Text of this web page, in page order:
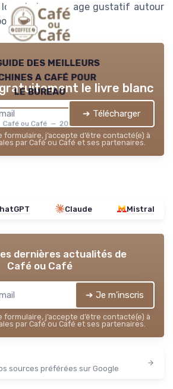
lors de leur voyage gustatif autour
des meilleurs
a café pour
le bureau
Café ou Café — 2026
le livre blanc
➔ Télécharger
formulaire, j’accepte d’être contacté(e) à
par Café ou Café et ses partenaires.
Claude Mistral
dernières actualités de
Café ou Café
➔ Je m'inscris
formulaire, j’accepte d’être contacté(e) à
par Café ou Café et ses partenaires.
sources préférées sur Google